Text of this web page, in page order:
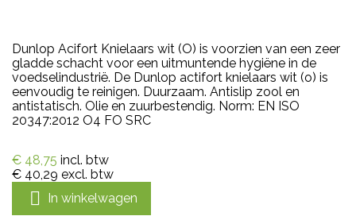
Dunlop Acifort Knielaars wit (O) is voorzien van een zeer
gladde schacht voor een uitmuntende hygiëne in de
voedselindustrië. De Dunlop actifort knielaars wit (o) is
eenvoudig te reinigen. Duurzaam. Antislip zool en
antistatisch. Olie en zuurbestendig. Norm: EN ISO
20347:2012 O4 FO SRC
€ 48,75 incl. btw
€ 40,29 excl. btw
 In winkelwagen